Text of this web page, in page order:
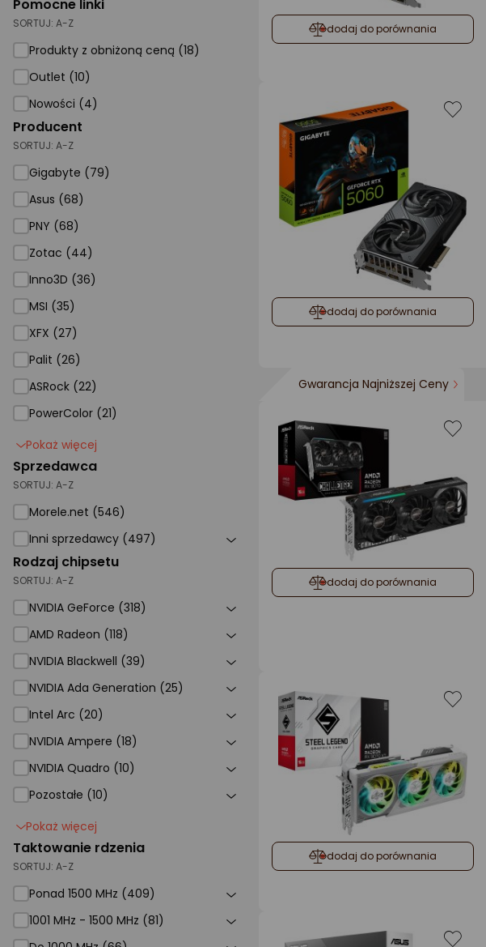
Zabawki i dziecko
Supermarket
Strefa marek
Pomocne linki
SORTUJ: A-Z
Produkty z obniżoną ceną (18)
Outlet (10)
Nowości (4)
Producent
SORTUJ: A-Z
Gigabyte
Gigabyte (79)
AsusAsus (68)
PNYPNY (68)
ZotacZotac (44)
Inno3D
Inno3D (36)
MSIMSI (35)
XFXXFX (27)
PalitPalit (26)
ASRock
ASRock (22)
PowerColor (21)
Pokaż więcej
Sprzedawca
SORTUJ: A-Z
Morele.net (546)
Inni sprzedawcy (497)
Rodzaj chipsetu
SORTUJ: A-Z
NVIDIA GeForce
NVIDIA GeForce (318)
AMD Radeon
AMD Radeon (118)
NVIDIA Blackwell (39)
NVIDIA Ada Generation (25)
Intel Arc
Intel Arc (20)
NVIDIA Ampere (18)
NVIDIA Quadro
NVIDIA Quadro (10)
Pozostałe (10)
Pokaż więcej
Taktowanie rdzenia
SORTUJ: A-Z
Ponad 1500 MHz (409)
1001 MHz - 1500 MHz (81)
dodaj do porównania
dodaj do porównania
Gwarancja Najniższej Ceny
dodaj do porównania
dodaj do porównania